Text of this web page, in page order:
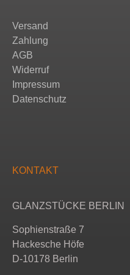
Versand
Zahlung
AGB
Widerruf
Impressum
Datenschutz
KONTAKT
GLANZSTÜCKE BERLIN
Sophienstraße 7
Hackesche Höfe
D-10178 Berlin